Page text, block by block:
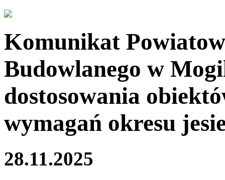
Komunikat
Budowlanego w
dostosowania
wymagań okresu
28.11.2025